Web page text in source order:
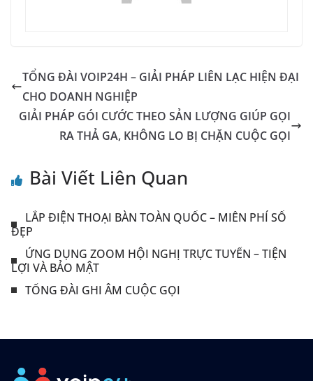
TỔNG ĐÀI VOIP24H – GIẢI PHÁP LIÊN LẠC HIỆN ĐẠI
CHO DOANH NGHIỆP
GIẢI PHÁP GÓI CƯỚC THEO SẢN LƯỢNG GIÚP GỌI
RA THẢ GA, KHÔNG LO BỊ CHẶN CUỘC GỌI
Bài Viết Liên Quan
LẮP ĐIỆN THOẠI BÀN TOÀN QUỐC – MIỄN PHÍ SỐ
ĐẸP
ỨNG DỤNG ZOOM HỘI NGHỊ TRỰC TUYẾN – TIỆN
LỢI VÀ BẢO MẬT
TỔNG ĐÀI GHI ÂM CUỘC GỌI